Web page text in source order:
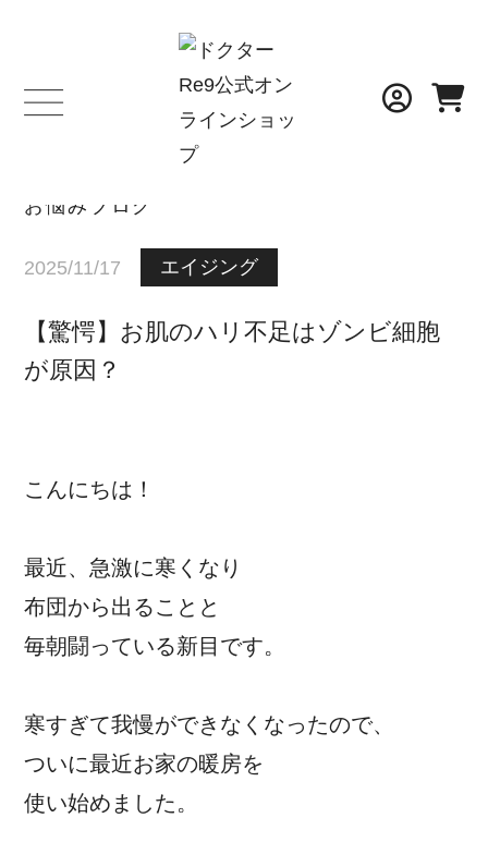
BLOG
お悩みブログ
2025/11/17 エイジング
【驚愕】お肌のハリ不足はゾンビ細胞
が原因？
こんにちは！
最近、急激に寒くなり
布団から出ることと
毎朝闘っている新目です。
寒すぎて我慢ができなくなったので、
ついに最近お家の暖房を
使い始めました。